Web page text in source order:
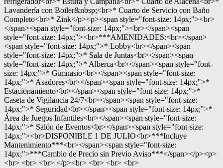
Lavandería con Boiler&nbsp;<br>* Cuarto de Servicio con Baño
Completo<br>* Zink</p><p><span style="font-size: 14px;"><br>
</span><span style="font-size: 14px;"><br></span><span
style="font-size: 14px;"><br>***AMENIDADES:<br></span>
<span style="font-size: 14px;">* Lobby<br></span><span
style="font-size: 14px;">* Sala de Juntas<br></span><span
style="font-size: 14px;">* Alberca<br></span><span style="font-
size: 14px;">* Gimnasio<br></span><span style="font-size:
14px;">* Asadores<br></span><span style="font-size: 14px;">*
Estacionamiento<br></span><span style="font-size: 14px;">*
Caseta de Vigilancia 24/7<br></span><span style="font-size:
14px;">* Seguridad<br></span><span style="font-size: 14px;">*
Área de Juegos Infantiles<br></span><span style="font-size:
14px;">* Salón de Eventos<br></span><span style="font-size:
14px;"><br>DISPONIBLE 1 DE JULIO<br>***Incluye
Mantenimiento***<br></span><span style="font-size:
14px;">***Cambio de Precio sin Previo Aviso***</span></p><p>
<br> <br> <br> </p><br> <br> <br> <br>